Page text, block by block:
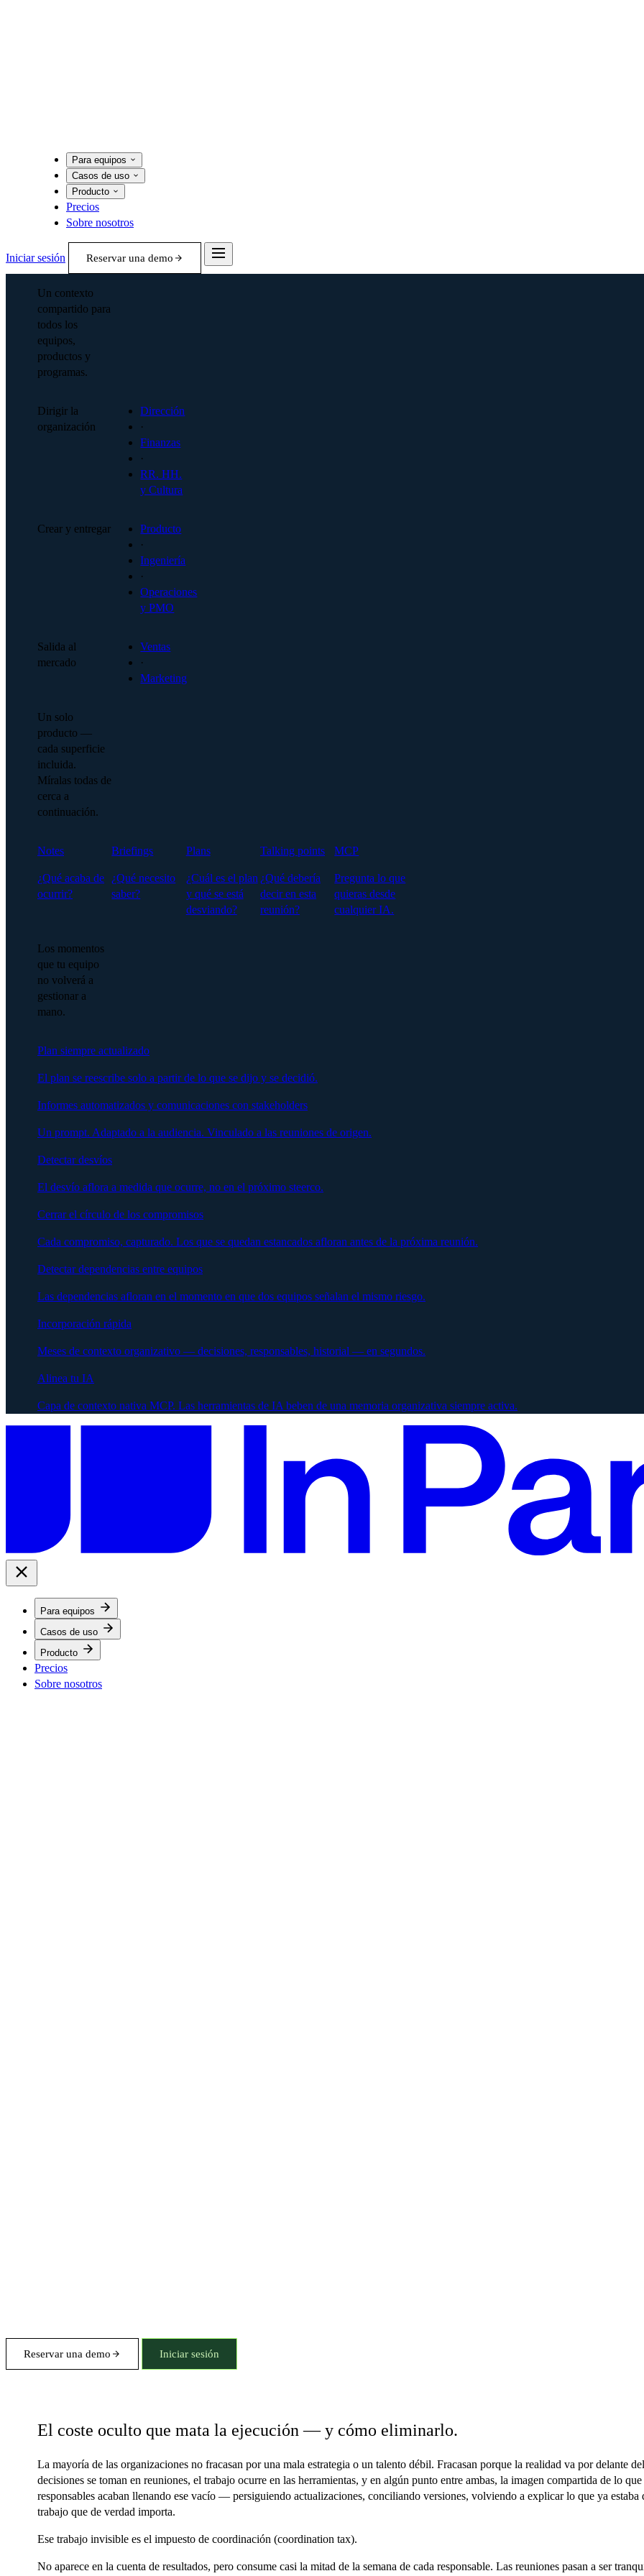
Para equipos
Casos de uso
Producto
Precios
Sobre nosotros
Iniciar sesión Reservar una demo
Un contexto
compartido para
todos los
equipos,
productos y
programas.
Dirigir la
organización
Dirección
·
Finanzas
·
RR. HH.
y Cultura
Crear y entregar
Producto
·
Ingeniería
·
Operaciones
y PMO
Salida al
mercado
Ventas
·
Marketing
Un solo
producto —
cada superficie
incluida.
Míralas todas de
cerca a
continuación.
Notes
¿Qué acaba de
ocurrir?
Briefings
¿Qué necesito
saber?
Plans
¿Cuál es el plan
y qué se está
desviando?
Talking points
¿Qué debería
decir en esta
reunión?
MCP
Pregunta lo que
quieras desde
cualquier IA.
Los momentos
que tu equipo
no volverá a
gestionar a
mano.
Plan siempre actualizado
El plan se reescribe solo a partir de lo que se dijo y se decidió.
Informes automatizados y comunicaciones con stakeholders
Un prompt. Adaptado a la audiencia. Vinculado a las reuniones de origen.
Detectar desvíos
El desvío aflora a medida que ocurre, no en el próximo steerco.
Cerrar el círculo de los compromisos
Cada compromiso, capturado. Los que se quedan estancados afloran antes de la próxima reunión.
Detectar dependencias entre equipos
Las dependencias afloran en el momento en que dos equipos señalan el mismo riesgo.
Incorporación rápida
Meses de contexto organizativo — decisiones, responsables, historial — en segundos.
Alinea tu IA
Capa de contexto nativa MCP. Las herramientas de IA beben de una memoria organizativa siempre activa.
Para equipos
Casos de uso
Producto
Precios
Sobre nosotros
Reservar una demo Iniciar sesión
El coste oculto que mata la ejecución — y cómo eliminarlo.
La mayoría de las organizaciones no fracasan por una mala estrategia o un talento débil. Fracasan porque la realidad va por delante
decisiones se toman en reuniones, el trabajo ocurre en las herramientas, y en algún punto entre ambas, la imagen compartida de lo
responsables acaban llenando ese vacío — persiguiendo actualizaciones, conciliando versiones, volviendo a explicar lo que ya
trabajo que de verdad importa.
Ese trabajo invisible es el impuesto de coordinación (coordination tax).
No aparece en la cuenta de resultados, pero consume casi la mitad de la semana de cada responsable. Las reuniones pasan a ser